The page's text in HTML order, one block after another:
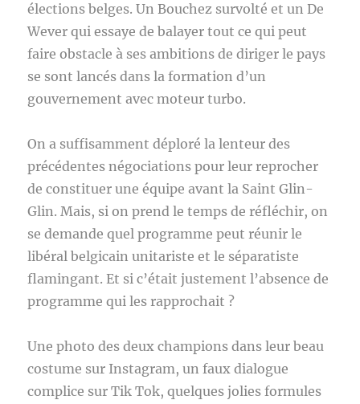
élections belges. Un Bouchez survolté et un De
Wever qui essaye de balayer tout ce qui peut
faire obstacle à ses ambitions de diriger le pays
se sont lancés dans la formation d’un
gouvernement avec moteur turbo.
On a suffisamment déploré la lenteur des
précédentes négociations pour leur reprocher
de constituer une équipe avant la Saint Glin-
Glin. Mais, si on prend le temps de réfléchir, on
se demande quel programme peut réunir le
libéral belgicain unitariste et le séparatiste
flamingant. Et si c’était justement l’absence de
programme qui les rapprochait ?
Une photo des deux champions dans leur beau
costume sur Instagram, un faux dialogue
complice sur Tik Tok, quelques jolies formules